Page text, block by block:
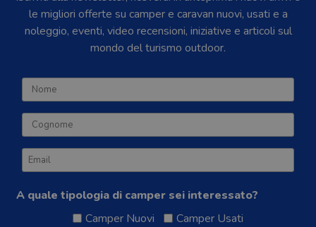
le migliori offerte su camper e caravan nuovi, usati e a
noleggio, eventi, video recensioni, iniziative e articoli sul
mondo del turismo outdoor.
A quale tipologia di camper sei interessato?
Camper Nuovi
Camper Usati